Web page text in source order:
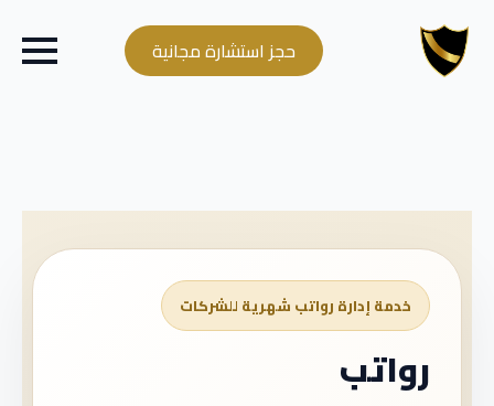
حجز استشارة مجانية
خدمة إدارة رواتب شهرية للشركات
رواتب